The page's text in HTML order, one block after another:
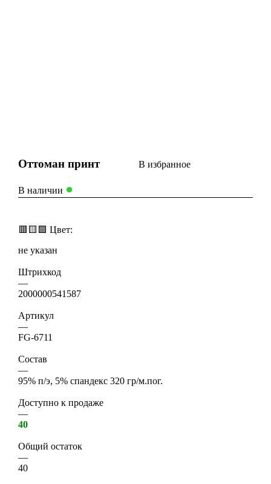
Оттоман принт В избранное
В наличии ●
🟥 🟨 🟩 Цвет:
не указан
Штрихкод
—
2000000541587
Артикул
—
FG-6711
Состав
—
95% п/э, 5% спандекс 320 гр/м.пог.
Доступно к продаже
—
40
Общий остаток
—
40